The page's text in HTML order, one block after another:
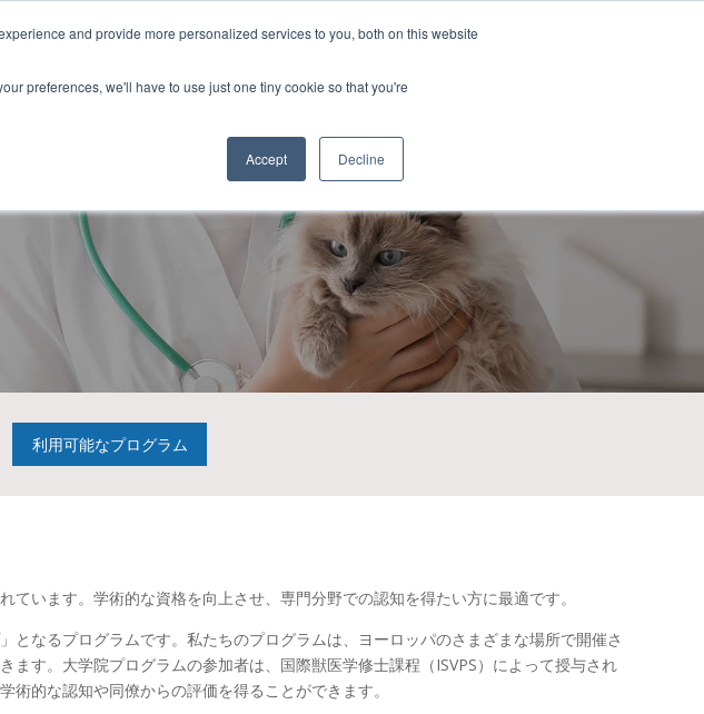
and provide more personalized services to you, both on this website
preferences, we'll have to use just one tiny cookie so that you're
Accept Decline
カートを見る ログイン
利用可能なプログラム
います。学術的な資格を向上させ、専門分野での認知を得たい方に最適です。
なるプログラムです。私たちのプログラムは、ヨーロッパのさまざまな場所で開催さ
す。大学院プログラムの参加者は、国際獣医学修士課程（ISVPS）によって授与され
的な認知や同僚からの評価を得ることができます。